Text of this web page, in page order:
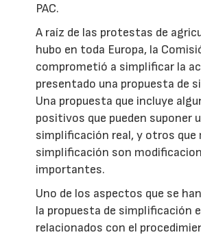
PAC.
A raíz de las protestas de
hubo en toda Europa, la
comprometió a simplificar la
presentado una propuesta de
Una propuesta que incluye
positivos que pueden suponer
simplificación real, y otros que
simplificación son
importantes.
Uno de los aspectos que se
la propuesta de simplificación
relacionados con el